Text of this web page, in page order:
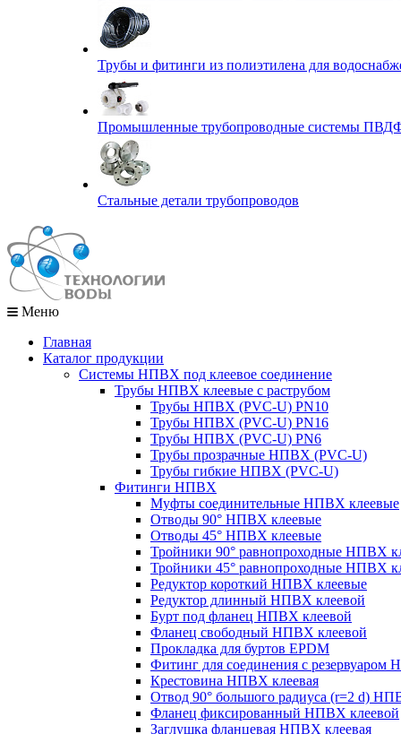
Трубы и фитинги из полиэтилена для
Промышленные трубопроводные системы
Стальные детали трубопроводов
Меню
Главная
Каталог продукции
Системы НПВХ под клеевое соединение
Трубы НПВХ клеевые c раструбом
Трубы НПВХ (PVC-U) PN10
Трубы НПВХ (PVC-U) PN16
Трубы НПВХ (PVC-U) PN6
Трубы прозрачные НПВХ (PVC-U)
Трубы гибкие НПВХ (PVC-U)
Фитинги НПВХ
Муфты соединительные НПВХ клеевые
Отводы 90° НПВХ клеевые
Отводы 45° НПВХ клеевые
Тройники 90° равнопроходные НПВХ
Тройники 45° равнопроходные НПВХ
Редуктор короткий НПВХ клеевые
Редуктор длинный НПВХ клеевой
Бурт под фланец НПВХ клеевой
Фланец свободный НПВХ клеевой
Прокладка для буртов EPDM
Фитинг для соединения с резервуаром
Крестовина НПВХ клеевая
Отвод 90° большого радиуса (r=2 d)
Фланец фиксированный НПВХ клеевой
Заглушка фланцевая НПВХ клеевая